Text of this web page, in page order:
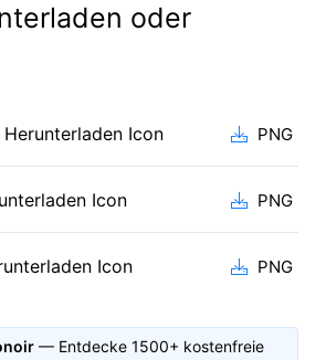
oder
Icon PNG
Icon PNG
Icon PNG
— Entdecke 1500+ kostenfreie